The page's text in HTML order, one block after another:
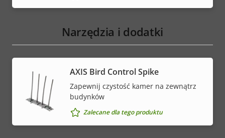
Narzędzia i dodatki
AXIS Bird Control Spike
Zapewnij czystość kamer na zewnątrz
budynków
Zalecane dla tego produktu